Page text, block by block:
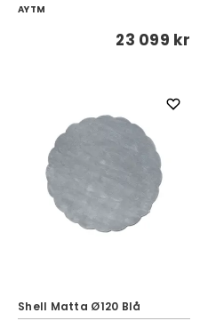
AYTM
23 099 kr
Shell Matta Ø120 Blå